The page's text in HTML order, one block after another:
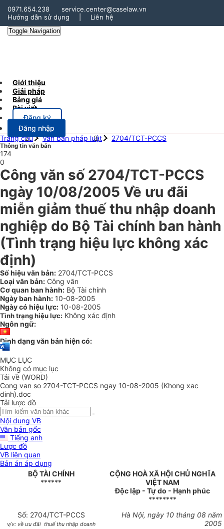
0971.654.238
service.center@caselaw.vn
Hướng dẫn sử dụng
Liên hệ
Toggle Navigation
Giới thiệu
Giải pháp
Bảng giá
Bài viết
Đăng ký
Đăng nhập
Trang chủ
Văn bản pháp luật 2704/TCT-PCCS
Thông tin văn bản
174
0
Công văn số 2704/TCT-PCCS
ngày 10/08/2005 Về ưu đãi
miễn giảm thuế thu nhập doanh
nghiệp do Bộ Tài chính ban hành
(Tình trạng hiệu lực không xác
định)
Số hiệu văn bản: 2704/TCT-PCCS
Loại văn bản: Công văn
Cơ quan ban hành: Bộ Tài chính
Ngày ban hành: 10-08-2005
Ngày có hiệu lực: 10-08-2005
Tình trạng hiệu lực: Không xác định
Ngôn ngữ:
Định dạng văn bản hiện có:
MỤC LỤC
Không có mục lục
Tải về (WORD)
Cong van so 2704-TCT-PCCS ngay 10-08-2005 (Khong xac
dinh).doc
Tải lược đồ
Nội dung VB
Văn bản gốc
Tiếng anh
Lược đồ
VB liên quan
Bản án áp dụng
BỘ TÀI CHÍNH
******
CỘNG HOÀ XÃ HỘI CHỦ NGHĨA
VIỆT NAM
Độc lập - Tự do - Hạnh phúc
********
Số: 2704/TCT-PCCS
v/v: về ưu đãi thuế thu nhập doanh
Hà Nội, ngày 10 tháng 08 năm
2005